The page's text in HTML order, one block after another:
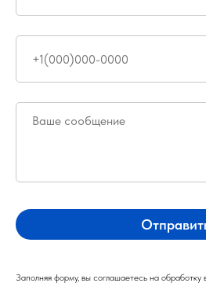
Заполняя форму, вы соглашаетесь на